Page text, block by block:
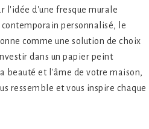
l'idée d'une fresque murale
personnalisé, le
comme une solution de choix
dans un papier peint
beauté et l'âme de votre maison,
ressemble et vous inspire chaque